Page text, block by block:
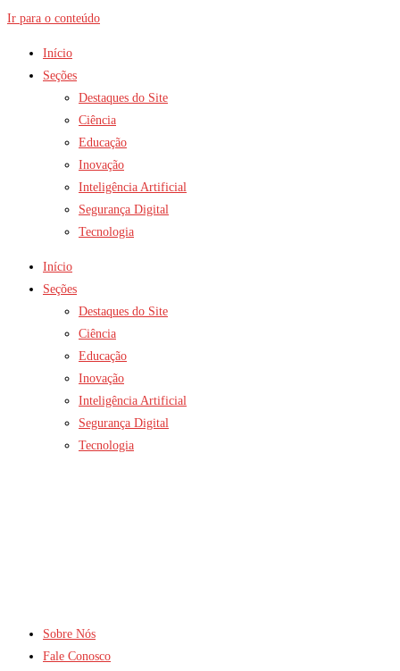
Ir para o conteúdo
Início
Seções
Destaques do Site
Ciência
Educação
Inovação
Inteligência Artificial
Segurança Digital
Tecnologia
Início
Seções
Destaques do Site
Ciência
Educação
Inovação
Inteligência Artificial
Segurança Digital
Tecnologia
Sobre Nós
Fale Conosco